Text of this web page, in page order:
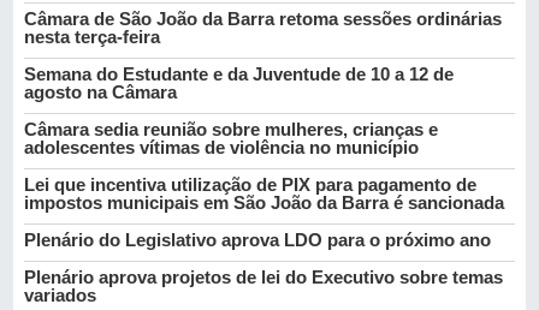
Câmara de São João da Barra retoma sessões ordinárias
nesta terça-feira
Semana do Estudante e da Juventude de 10 a 12 de
agosto na Câmara
Câmara sedia reunião sobre mulheres, crianças e
adolescentes vítimas de violência no município
Lei que incentiva utilização de PIX para pagamento de
impostos municipais em São João da Barra é sancionada
Plenário do Legislativo aprova LDO para o próximo ano
Plenário aprova projetos de lei do Executivo sobre temas
variados